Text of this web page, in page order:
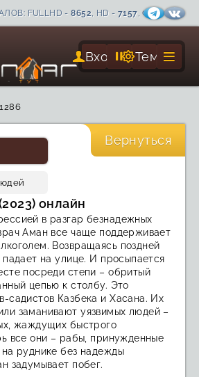
FULLHD -8652, HD - 7157, С
Вход Тема
1286
FHD
онлайн
в разгар безнадежных
Аман все чаще поддерживает
Возвращаясь поздней
падает на улице. И просыпается
посреди степи – обритый
цепью к столбу. Это
садистов Казбека и Хасана. Их
заманивают уязвимых людей –
жаждущих быстрого
все они – рабы, принужденные
на руднике без надежды
задумывает побег.
Вернуться